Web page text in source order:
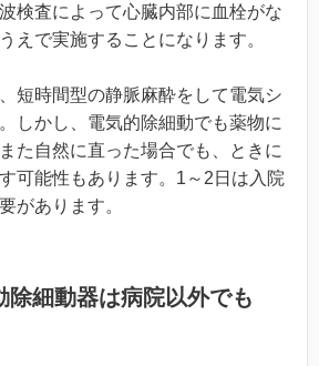
検査によって心臓内部に血栓がな
えで実施することになります。
短時間型の静脈麻酔をして電気シ
しかし、電気的除細動でも薬物に
た自然に直った場合でも、ときに
可能性もあります。1～2日は入院
があります。
除細動器は病院以外でも